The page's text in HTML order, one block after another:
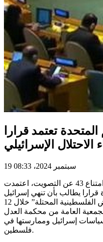
تعتمد قرارا
الاحتلال الإسرائيلي
19 سبتمبر 2024، 08:33
بأغلبية 124 عضوا ومعارضة 14 وامتناع 43 عن التصويت، اعتمدت
قرارا يطالب بأن تنهي إسرائيل
“وجودها غير القانوني في الأرض الفلسطينية المحتلة” خلال 12
العامة من محكمة العدل
لسياسات إسرائيل وممارستها في
فلسطين.